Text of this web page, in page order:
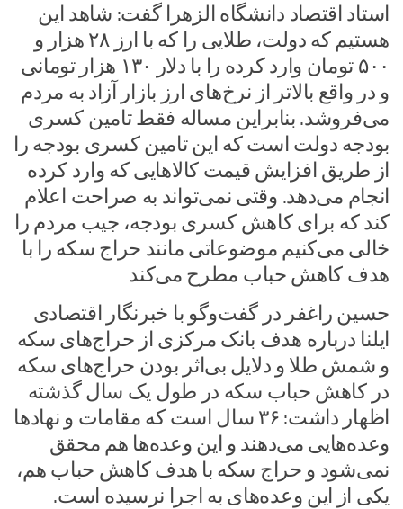
استاد اقتصاد دانشگاه الزهرا گفت: شاهد این
هستیم که دولت، طلایی را که با ارز ۲۸ هزار و
۵۰۰ تومان وارد کرده را با دلار ۱۳۰ هزار تومانی
و در واقع بالاتر از نرخ‌های ارز بازار آزاد به مردم
می‌فروشد. بنابراین مساله فقط تامین کسری
بودجه دولت است که این تامین کسری بودجه را
از طریق افزایش قیمت کالاهایی که وارد کرده
انجام می‌دهد. وقتی نمی‌تواند به صراحت اعلام
کند که برای کاهش کسری بودجه، جیب مردم را
خالی می‌کنیم موضوعاتی مانند حراج سکه را با
هدف کاهش حباب مطرح می‌کند
حسین راغفر در گفت‌وگو با خبرنگار اقتصادی
ایلنا درباره هدف بانک مرکزی از حراج‌های سکه
و شمش طلا و دلایل بی‌اثر بودن حراج‌های سکه
در کاهش حباب سکه در طول یک سال گذشته
اظهار داشت: ۳۶ سال است که مقامات و نهادها
وعده‌هایی می‌دهند و این وعده‌ها هم محقق
نمی‌شود و حراج سکه با هدف کاهش حباب هم،
یکی از این وعده‌های به اجرا نرسیده‌ است.